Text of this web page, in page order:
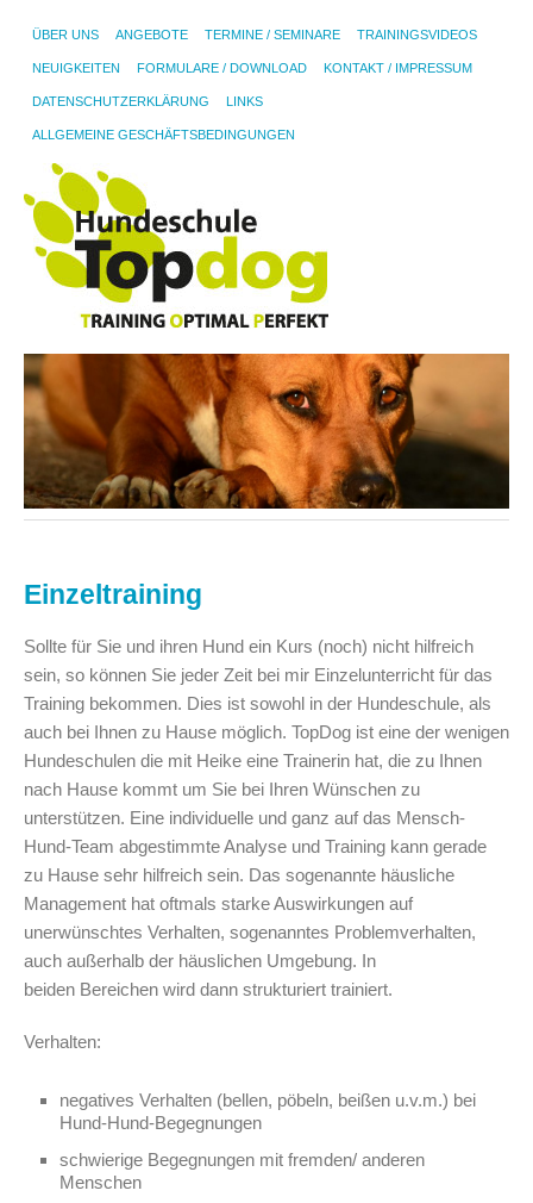
ÜBER UNS ANGEBOTE TERMINE / SEMINARE TRAININGSVIDEOS
NEUIGKEITEN FORMULARE / DOWNLOAD KONTAKT / IMPRESSUM
DATENSCHUTZERKLÄRUNG LINKS
ALLGEMEINE GESCHÄFTSBEDINGUNGEN
Einzeltraining
Sollte für Sie und ihren Hund ein Kurs (noch) nicht hilfreich
sein, so können Sie jeder Zeit bei mir Einzelunterricht für das
Training bekommen. Dies ist sowohl in der Hundeschule, als
auch bei Ihnen zu Hause möglich. TopDog ist eine der wenigen
Hundeschulen die mit Heike eine Trainerin hat, die zu Ihnen
nach Hause kommt um Sie bei Ihren Wünschen zu
unterstützen. Eine individuelle und ganz auf das Mensch-
Hund-Team abgestimmte Analyse und Training kann gerade
zu Hause sehr hilfreich sein. Das sogenannte häusliche
Management hat oftmals starke Auswirkungen auf
unerwünschtes Verhalten, sogenanntes Problemverhalten,
auch außerhalb der häuslichen Umgebung. In
beiden Bereichen wird dann strukturiert trainiert.
Verhalten:
negatives Verhalten (bellen, pöbeln, beißen u.v.m.) bei
Hund-Hund-Begegnungen
schwierige Begegnungen mit fremden/ anderen
Menschen